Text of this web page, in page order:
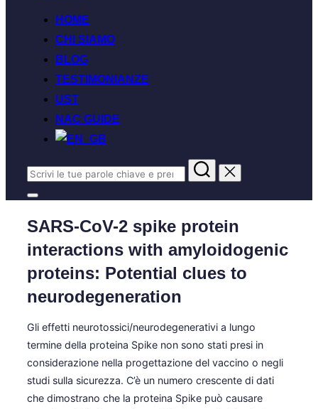
HOME
CHI SIAMO
BLOG
TESTIMONIANZE
UST
NAC GUIDE
SARS-CoV-2 spike protein
interactions with amyloidogenic
proteins: Potential clues to
neurodegeneration
Gli effetti neurotossici/neurodegenerativi a lungo
termine della proteina Spike non sono stati presi in
considerazione nella progettazione del vaccino o negli
studi sulla sicurezza. C’è un numero crescente di dati
che dimostrano che la proteina Spike può causare